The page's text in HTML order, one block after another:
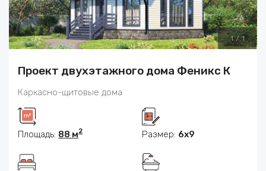
1 / 1
Проект двухэтажного дома Феникс К
Каркасно-щитовые дома
Площадь: 88 м2 Размер: 6x9